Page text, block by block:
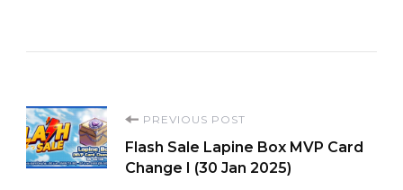
Post
Navigation
PREVIOUS POST
Flash Sale Lapine Box MVP Card
Change I (30 Jan 2025)